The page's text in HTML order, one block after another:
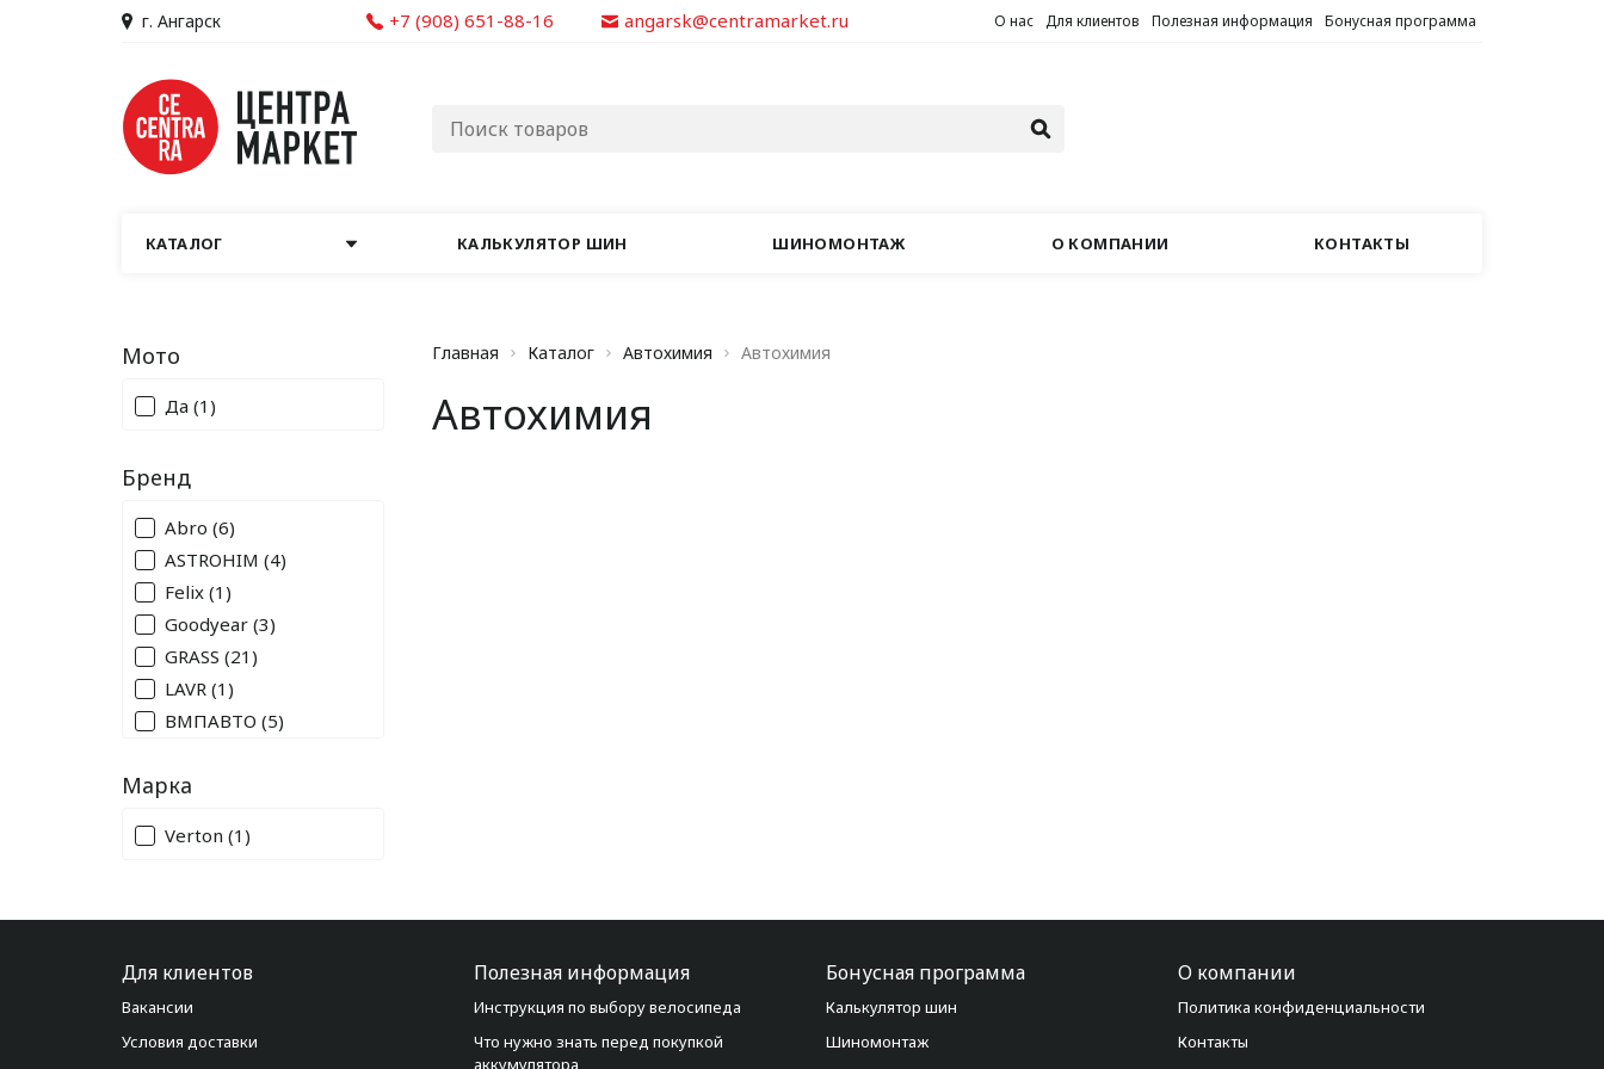
г. Ангарск +7 (908) 651-88-16 angarsk@centramarket.ru О нас Для клиентов Полезная информация Бонусная программа
КАТАЛОГ КАЛЬКУЛЯТОР ШИН ШИНОМОНТАЖ О КОМПАНИИ КОНТАКТЫ
Мото
Да (1)
Бренд
Abro (6)
ASTROHIM (4)
Felix (1)
Goodyear (3)
GRASS (21)
LAVR (1)
ВМПАВТО (5)
Марка
Verton (1)
Главная Каталог Автохимия Автохимия
Автохимия
Для клиентов
Вакансии
Условия доставки
Полезная информация
Инструкция по выбору велосипеда
Что нужно знать перед покупкой
аккумулятора
Бонусная программа
Калькулятор шин
Шиномонтаж
О компании
Политика конфиденциальности
Контакты